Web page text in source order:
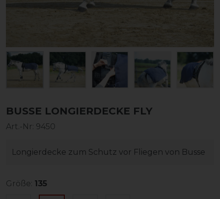
BUSSE LONGIERDECKE FLY
Art.-Nr: 9450
Longierdecke zum Schutz vor Fliegen von Busse
Größe: 135